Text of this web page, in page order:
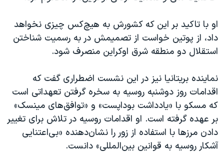
او با تاکید بر این که کشورش به هیچ‌کس چیزی نخواهد
داد، از پوتین خواست از تصمیمش در به رسمیت شناختن
استقلال دو منطقه شرق اوکراین منصرف شود.
نماینده بریتانیا نیز در این نشست اضطراری گفت که
اقدامات روز دوشنبه روسیه به سخره گرفتن تعهداتی است
که مسکو با «یادداشت بوداپست» و «توافق‌های مینسک»
بر عهده گرفته است. او اقدامات روسیه در تلاش برای تغییر
دادن مرزها با استفاده از زور را نشان‌دهنده «بی‌اعتنایی
آشکار روسیه به قوانین بین‌المللی» دانست.